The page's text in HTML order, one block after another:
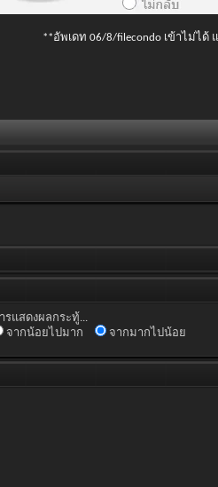
**อัพเดท 06/8/filecondo เข้าไม่ไ
รแสดงผลกระทู้...
จากน้อยไปมาก
จากมากไปน้อย